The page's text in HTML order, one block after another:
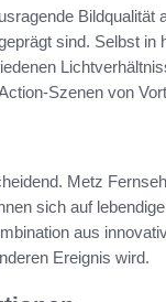
Bildqualität
sind. Selbst in
Szenen von
Metz
sich auf
aus
Ereignis wird.